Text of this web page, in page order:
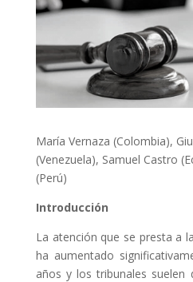
María Vernaza (Colombia),
(Venezuela), Samuel Castro
(Perú)
Introducción
La atención que se presta a
ha aumentado
años y los tribunales suelen